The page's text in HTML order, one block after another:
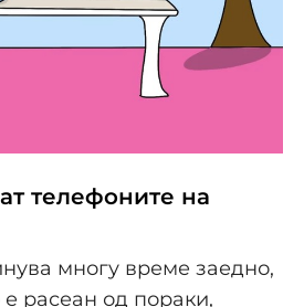
телефоните на
многу време заедно,
е расеан од пораки,